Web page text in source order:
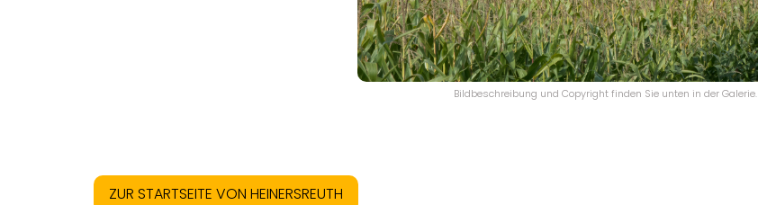
Bildbeschreibung und Copyright finden Sie unten in der Galerie.
ZUR STARTSEITE VON HEINERSREUTH